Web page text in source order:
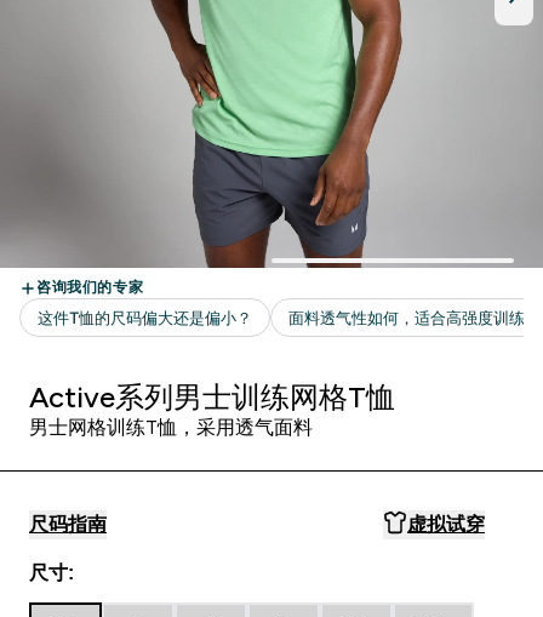
Active系列男士训练网格T恤
男士网格训练T恤，采用透气面料
尺码指南 虚拟试穿
尺寸: